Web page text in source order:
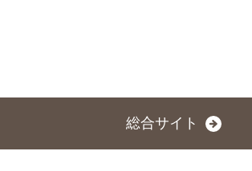
総合サイト